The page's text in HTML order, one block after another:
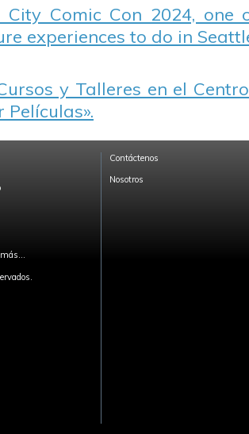
City Comic Con 2024,
experiences to do in
y Talleres en el
Contáctenos
Nosotros